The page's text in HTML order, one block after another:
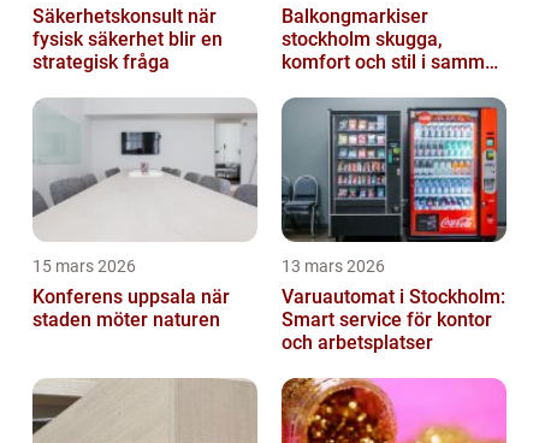
Säkerhetskonsult när
fysisk säkerhet blir en
strategisk fråga
Balkongmarkiser
stockholm skugga,
komfort och stil i samma
15 mars 2026
Konferens uppsala när
staden möter naturen
13 mars 2026
Varuautomat i Stockholm:
Smart service för kontor
och arbetsplatser